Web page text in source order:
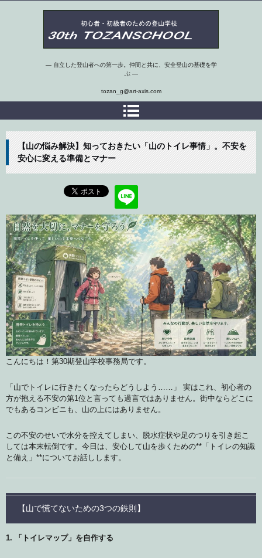
― 自立した登山者への第一歩。仲間と共に、安全登山の基礎を学
ぶ ―
tozan_g@art-axis.com
【山の悩み解決】知っておきたい「山のトイレ事情」。不安を
安心に変える準備とマナー
こんにちは！第30期登山学校事務局です。
「山でトイレに行きたくなったらどうしよう……」 実はこれ、初心者の
方が抱える不安の第1位と言っても過言ではありません。街中ならどこに
でもあるコンビニも、山の上にはありません。
この不安のせいで水分を控えてしまい、脱水症状や足のつりを引き起こ
しては本末転倒です。今日は、安心して山を歩くための**「トイレの知識
と備え」**についてお話しします。
【山で慌てないための3つの鉄則】
1. 「トイレマップ」を自作する